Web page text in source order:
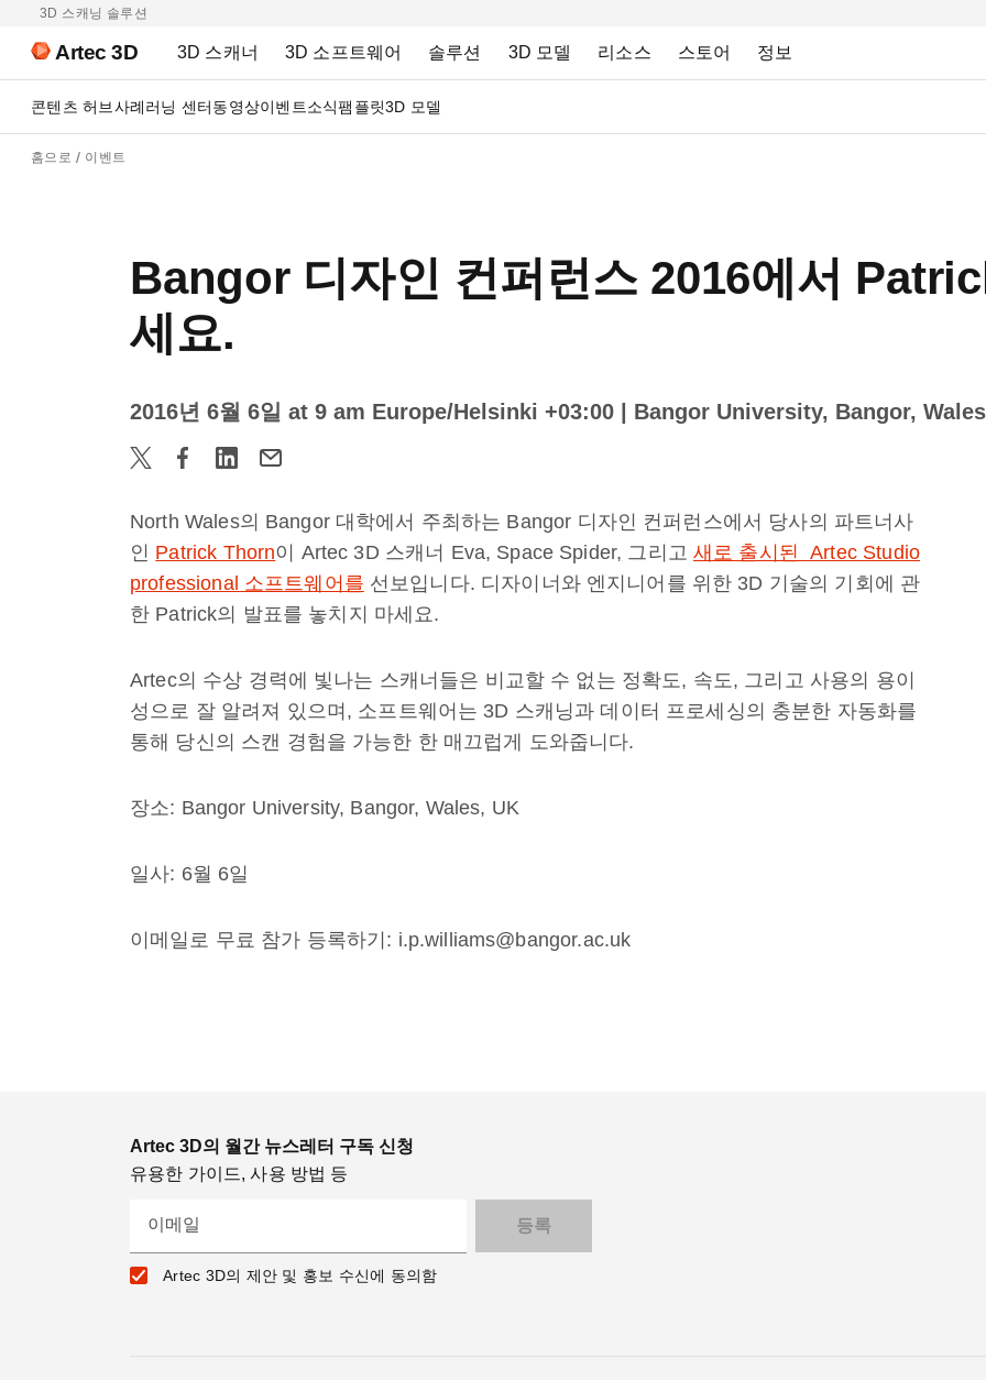
3D 스캐닝 솔루션
Artec 3D 3D 스캐너 3D 소프트웨어 솔루션 3D 모델 리소스 스토어 정보
콘텐츠 허브사례러닝 센터동영상이벤트소식팸플릿3D 모델
홈으로 이벤트
Bangor 디자인 컨퍼런스 2016에서
세요.
2016년 6월 6일 at 9 am Europe/Helsinki +03:00 | Bangor University, Bangor,
North Wales의 Bangor 대학에서 주최하는 Bangor 디자인 컨퍼런스에서 당사의 파트너사
인 Patrick Thorn이 Artec 3D 스캐너 Eva, Space Spider, 그리고 새로 출시된 Artec Studio
professional 소프트웨어를 선보입니다. 디자이너와 엔지니어를 위한 3D 기술의 기회에 관
한 Patrick의 발표를 놓치지 마세요.
Artec의 수상 경력에 빛나는 스캐너들은 비교할 수 없는 정확도, 속도, 그리고 사용의 용이
성으로 잘 알려져 있으며, 소프트웨어는 3D 스캐닝과 데이터 프로세싱의 충분한 자동화를
통해 당신의 스캔 경험을 가능한 한 매끄럽게 도와줍니다.
장소: Bangor University, Bangor, Wales, UK
일사: 6월 6일
이메일로 무료 참가 등록하기: i.p.williams@bangor.ac.uk
Artec 3D의 월간 뉴스레터 구독 신청
유용한 가이드, 사용 방법 등
이메일
Artec 3D의 제안 및 홍보 수신에 동의함